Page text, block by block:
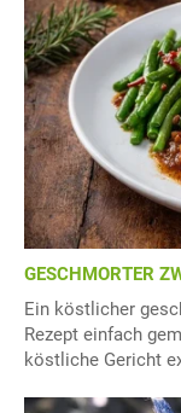
GESCHMORTER
Ein köstlicher
Rezept einfach
köstliche Gericht